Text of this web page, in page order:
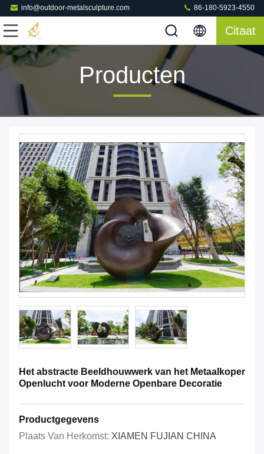
info@outdoor-metalsculpture.com 86-180-5923-4550
Citaat
Producten
Het abstracte Beeldhouwwerk van het Metaalkoper
Openlucht voor Moderne Openbare Decoratie
Productgegevens
Plaats Van Herkomst: XIAMEN FUJIAN CHINA